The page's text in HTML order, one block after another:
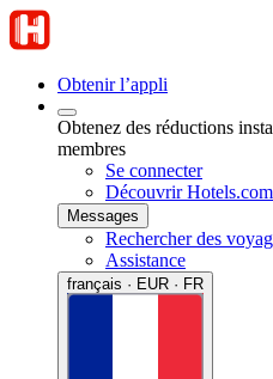
Obtenir l’appli
Obtenez des réductions
membres
Se connecter
Découvrir
Messages
Rechercher des
Assistance
français · EUR · FR